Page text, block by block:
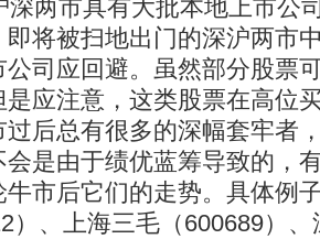
深两市具有大批本地上市公
即将被扫地出门的深沪两市
公司应回避。虽然部分股票
是应注意，这类股票在高位
过后总有很多的深幅套牢者
会是由于绩优蓝筹导致的，
牛市后它们的走势。具体例
）、上海三毛（600689）